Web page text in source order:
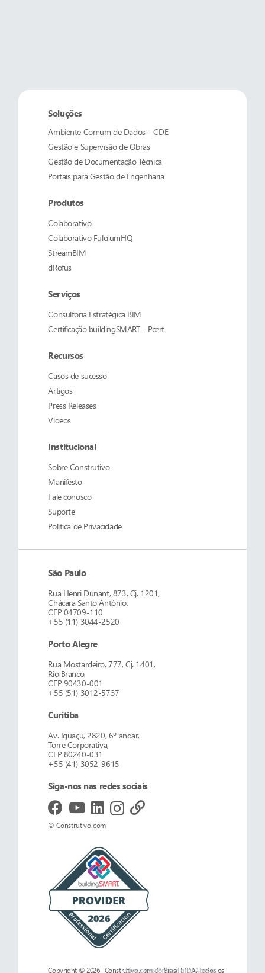
Soluções
Ambiente Comum de Dados – CDE
Gestão e Supervisão de Obras
Gestão de Documentação Técnica
Portais para Gestão de Engenharia
Produtos
Colaborativo
Colaborativo FulcrumHQ
StreamBIM
dRofus
Serviços
Consultoria Estratégica BIM
Certificação buildingSMART – Pcert
Recursos
Casos de sucesso
Artigos
Press Releases
Vídeos
Institucional
SobreConstrutivo
Manifesto
Fale conosco
Suporte
Política de Privacidade
São Paulo
Rua Henri Dunant, 873, Cj. 1201,
Chácara Santo Antônio,
CEP 04709-110
+55 (11) 3044-2520
Porto Alegre
Rua Mostardeiro, 777, Cj. 1401,
Rio Branco,
CEP 90430-001
+55 (51) 3012-5737
Curitiba
Av. Iguaçu, 2820, 6º andar,
Torre Corporativa,
CEP 80240-031
+55 (41) 3052-9615
Siga-nos nas redes sociais
© Construtivo.com
Copyright © 2026 | Construtivo.com do Brasil LTDA. Todos os
Uma experiência digitalAges.es